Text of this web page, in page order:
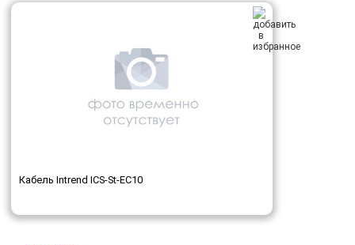
Кабель Intrend ICS-St-EC10